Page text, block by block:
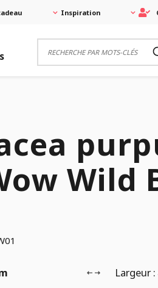
Inspiration
Wild
Largeur :